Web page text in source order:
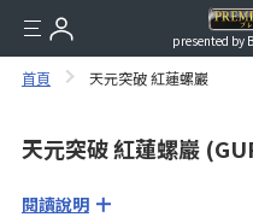
presented by
首頁 天元突破 紅蓮螺巖
天元突破 紅蓮螺巖
閱讀說明